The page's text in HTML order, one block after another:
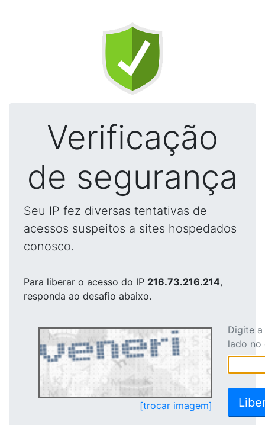
Verificação
de segurança
Seu IP fez diversas tentativas de
acessos suspeitos a sites hospedados
conosco.
Para liberar o acesso do IP 216.73.216.214,
responda ao desafio abaixo.
[trocar imagem]
Digite
lado no